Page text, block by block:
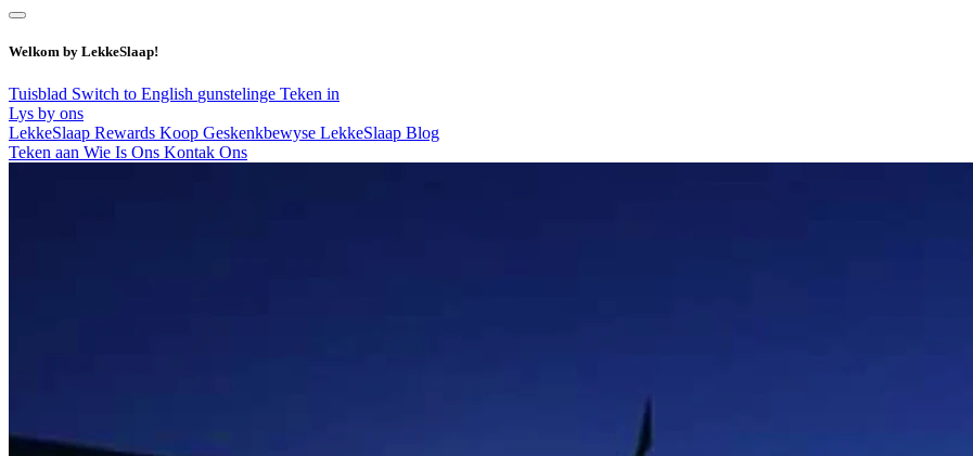
Welkom by LekkeSlaap!
Tuisblad Switch to English gunstelinge Teken in
Lys by ons
LekkeSlaap Rewards Koop Geskenkbewyse LekkeSlaap Blog
Teken aan Wie Is Ons Kontak Ons